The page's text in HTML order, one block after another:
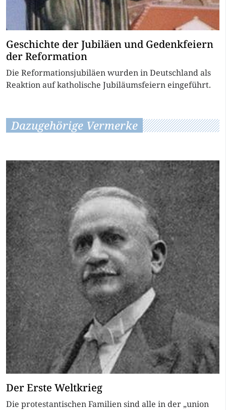
Geschichte der Jubiläen und Gedenkfeiern
der Reformation
Die Reformationsjubiläen wurden in Deutschland als
Reaktion auf katholische Jubiläumsfeiern eingeführt.
Dazugehörige Vermerke
Der Erste Weltkrieg
Die protestantischen Familien sind alle in der „union